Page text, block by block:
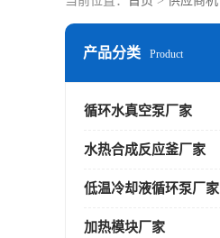
产品分类 Product
循环水真空泵厂家
水热合成反应釜厂家
低温冷却液循环泵厂家
加热模块厂家